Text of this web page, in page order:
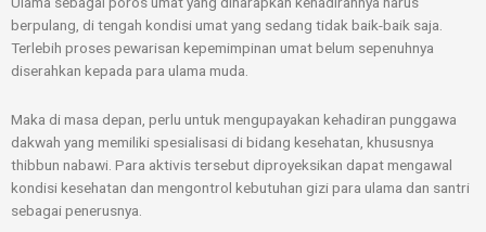
berpulang, di tengah kondisi umat yang sedang tidak baik-baik saja.
Terlebih proses pewarisan kepemimpinan umat belum sepenuhnya
diserahkan kepada para ulama muda.
Maka di masa depan, perlu untuk mengupayakan kehadiran punggawa
dakwah yang memiliki spesialisasi di bidang kesehatan, khususnya
thibbun nabawi. Para aktivis tersebut diproyeksikan dapat mengawal
kondisi kesehatan dan mengontrol kebutuhan gizi para ulama dan santri
sebagai penerusnya.